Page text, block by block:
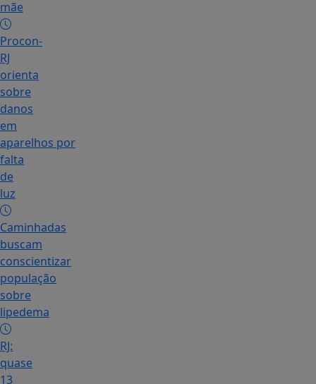
mãe
Procon-
RJ
orienta
sobre
danos
em
aparelhos por
falta
de
luz
Caminhadas
buscam
conscientizar
população
sobre
lipedema
RJ:
quase
13